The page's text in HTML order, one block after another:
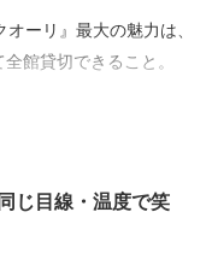
ーリ』最大の魅力は、
館貸切できること。
く、受付からお見送り
トのためだけに流れま
じ目線・温度で笑